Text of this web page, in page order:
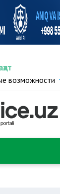
возможности